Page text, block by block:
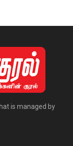
is managed by